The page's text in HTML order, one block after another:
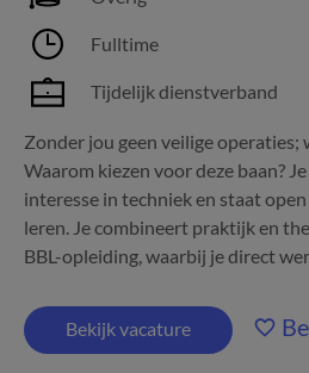
Fulltime
Tijdelijk dienstverband
Zonder jou geen veilige operaties;
Waarom kiezen voor deze baan?
interesse in techniek en staat
leren. Je combineert praktijk en
BBL-opleiding, waarbij je direct
Bekijk vacature